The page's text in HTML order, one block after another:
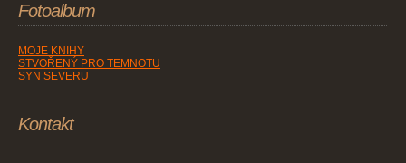
Fotoalbum
MOJE KNIHY
STVOŘENÝ PRO TEMNOTU
SYN SEVERU
Kontakt